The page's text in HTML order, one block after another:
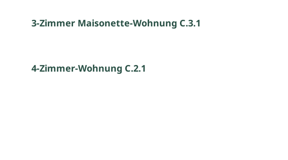
3-Zimmer Maisonette-Wohnung C.3.1
4-Zimmer-Wohnung C.2.1